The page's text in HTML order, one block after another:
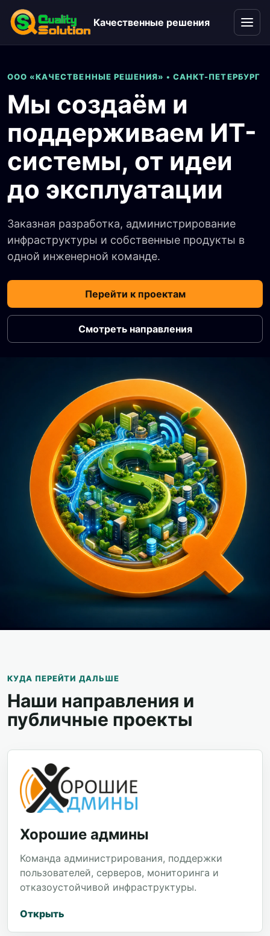
Качественные решения
ООО «КАЧЕСТВЕННЫЕ РЕШЕНИЯ» • САНКТ-ПЕТЕРБУРГ
Мы создаём и
поддерживаем ИТ-
системы, от идеи
до эксплуатации
Заказная разработка, администрирование
инфраструктуры и собственные продукты в
одной инженерной команде.
Перейти к проектам
Смотреть направления
КУДА ПЕРЕЙТИ ДАЛЬШЕ
Наши направления и
публичные проекты
Хорошие админы
Команда администрирования, поддержки
пользователей, серверов, мониторинга и
отказоустойчивой инфраструктуры.
Открыть